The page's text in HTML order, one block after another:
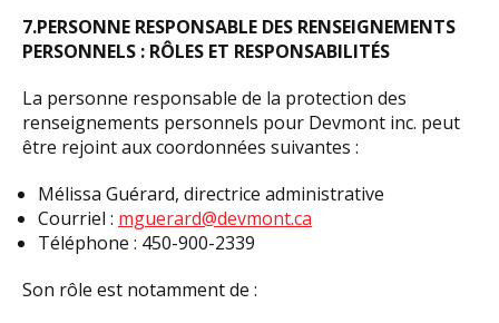
7.PERSONNE RESPONSABLE DES RENSEIGNEMENTS
PERSONNELS : RÔLES ET RESPONSABILITÉS
La personne responsable de la protection des
renseignements personnels pour Devmont inc. peut
être rejoint aux coordonnées suivantes :
Mélissa Guérard, directrice administrative
Courriel : mguerard@devmont.ca
Téléphone : 450-900-2339
Son rôle est notamment de :